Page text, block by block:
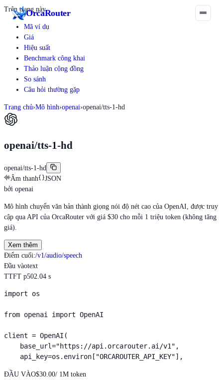
OrcaRouter
Trên trang này
Mã ví dụ
Giá
Hiệu suất
Benchmark công khai
Thảo luận cộng đồng
So sánh
Câu hỏi thường gặp
Trang chủ›Mô hình›openai›openai/tts-1-hd
openai/tts-1-hd
openai/tts-1-hd
Âm thanh
JSON
bởi openai
Mô hình chuyển văn bản thành giọng nói độ nét cao của OpenAI, được truy
cập qua API của OrcaRouter với giá $30 cho mỗi 1 triệu token (không tăng
giá).
Xem thêm
Điểm cuối:/v1/audio/speech
Đầu vàotext
TTFT p502.04 s
import os
from openai import OpenAI
client = OpenAI(
    base_url="https://api.orcarouter.ai/v1",
    api_key=os.environ["ORCAROUTER_API_KEY"],
ĐẦU VÀO$30.00/ 1M token